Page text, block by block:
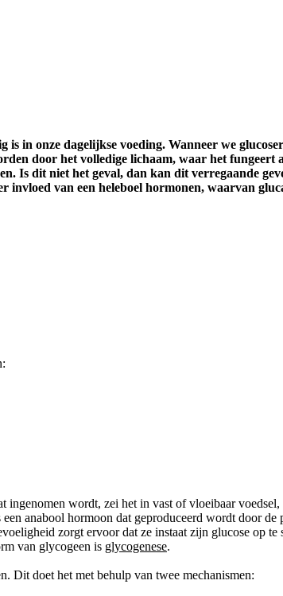
is in onze dagelijkse voeding. Wanneer we
door het volledige lichaam, waar het fungeert
Is dit niet het geval, dan kan dit verregaande
invloed van een heleboel hormonen, waarvan
wordt, zei het in vast of vloeibaar
anabool hormoon dat geproduceerd wordt door de
zorgt ervoor dat ze instaat zijn glucose op
van glycogeen is glycogenese.
Dit doet het met behulp van twee mechanismen: